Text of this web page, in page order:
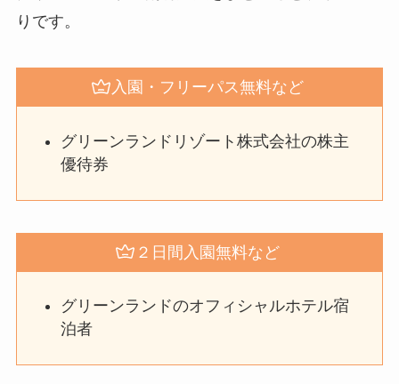
りです。
入園・フリーパス無料など
グリーンランドリゾート株式会社の株主
優待券
２日間入園無料など
グリーンランドのオフィシャルホテル宿
泊者